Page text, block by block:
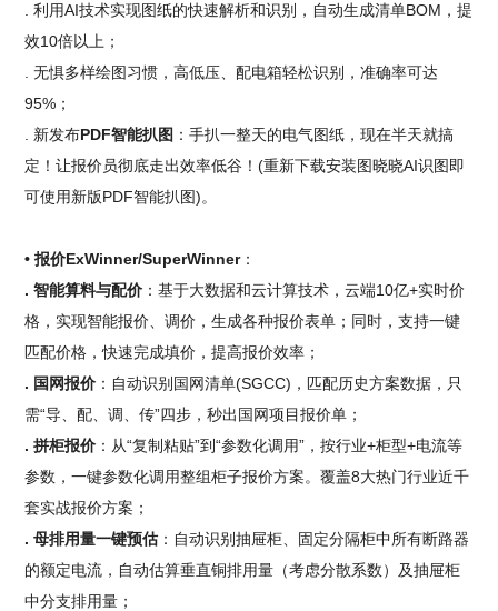
. 利用AI技术实现图纸的快速解析和识别，自动生成清单BOM，提
效10倍以上；
. 无惧多样绘图习惯，高低压、配电箱轻松识别，准确率可达
95%；
. 新发布PDF智能扒图 ：手扒一整天的电气图纸，现在半天就搞
定！让报价员彻底走出效率低谷！(重新下载安装图晓晓AI识图即
可使用新版PDF智能扒图)。
• 报价ExWinner/SuperWinner：
. 智能算料与配价 ：基于大数据和云计算技术，云端10亿+实时价
格，实现智能报价、调价，生成各种报价表单；同时，支持一键
匹配价格，快速完成填价，提高报价效率；
. 国网报价 ：自动识别国网清单(SGCC)，匹配历史方案数据，只
需“导、配、调、传”四步，秒出国网项目报价单；
. 拼柜报价 ：从“复制粘贴”到“参数化调用”，按行业+柜型+电流等
参数，一键参数化调用整组柜子报价方案。覆盖8大热门行业近千
套实战报价方案；
. 母排用量一键预估 ：自动识别抽屉柜、固定分隔柜中所有断路器
的额定电流，自动估算垂直铜排用量（考虑分散系数）及抽屉柜
中分支排用量；